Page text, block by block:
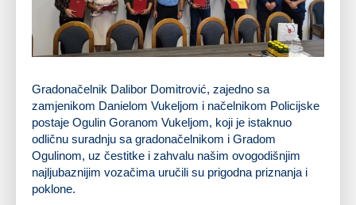
Gradonačelnik Dalibor Domitrović, zajedno sa
zamjenikom Danielom Vukeljom i načelnikom Policijske
postaje Ogulin Goranom Vukeljom, koji je istaknuo
odličnu suradnju sa gradonačelnikom i Gradom
Ogulinom, uz čestitke i zahvalu našim ovogodišnjim
najljubaznijim vozačima uručili su prigodna priznanja i
poklone.